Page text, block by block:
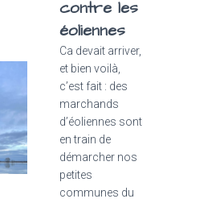
contre les
éoliennes
Ca devait arriver,
et bien voilà,
c’est fait : des
marchands
d’éoliennes sont
en train de
démarcher nos
petites
communes du